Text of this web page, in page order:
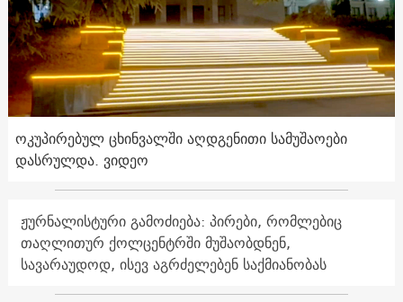
ოკუპირებულ ცხინვალში აღდგენითი სამუშაოები
დასრულდა. ვიდეო
ჟურნალისტური გამოძიება: პირები, რომლებიც
თაღლითურ ქოლცენტრში მუშაობდნენ,
სავარაუდოდ, ისევ აგრძელებენ საქმიანობას